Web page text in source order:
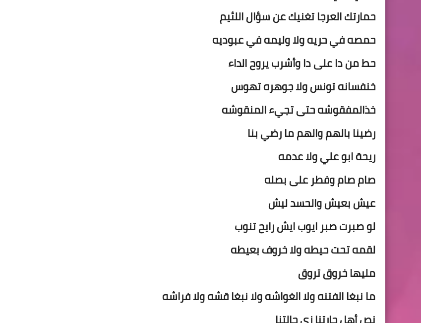
حمارتك العرجا تغنيك عن سؤال اللئيم
حمصه في حريه ولا وليمه في عبوديه
حط من دا على دا وأشرب يروح الداء
خنفسانه تونس ولا جوهره تهوس
خذالمفقوشه حتى تجيء المنقوشه
رضينا بالهم والهم ما رضي بنا
ريحة ابو علي ولاعدمه
صام صام وفطر على بصله
عيش بعيش والحسد ليش
لو صبرت صبر ايوب ايشرايح تنوب
لقمه تحت حيطه ولا خروف بعيطه
مليها خروق تروق
ما نبغاالفتنه ولا الغواشه ولا نبغا قشه ولا فراشه